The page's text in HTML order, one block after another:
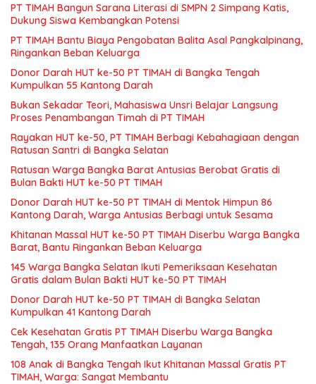
PT TIMAH Bangun Sarana Literasi di SMPN 2 Simpang Katis,
Dukung Siswa Kembangkan Potensi
PT TIMAH Bantu Biaya Pengobatan Balita Asal Pangkalpinang,
Ringankan Beban Keluarga
Donor Darah HUT ke-50 PT TIMAH di Bangka Tengah
Kumpulkan 55 Kantong Darah
Bukan Sekadar Teori, Mahasiswa Unsri Belajar Langsung
Proses Penambangan Timah di PT TIMAH
Rayakan HUT ke-50, PT TIMAH Berbagi Kebahagiaan dengan
Ratusan Santri di Bangka Selatan
Ratusan Warga Bangka Barat Antusias Berobat Gratis di
Bulan Bakti HUT ke-50 PT TIMAH
Donor Darah HUT ke-50 PT TIMAH di Mentok Himpun 86
Kantong Darah, Warga Antusias Berbagi untuk Sesama
Khitanan Massal HUT ke-50 PT TIMAH Diserbu Warga Bangka
Barat, Bantu Ringankan Beban Keluarga
145 Warga Bangka Selatan Ikuti Pemeriksaan Kesehatan
Gratis dalam Bulan Bakti HUT ke-50 PT TIMAH
Donor Darah HUT ke-50 PT TIMAH di Bangka Selatan
Kumpulkan 41 Kantong Darah
Cek Kesehatan Gratis PT TIMAH Diserbu Warga Bangka
Tengah, 135 Orang Manfaatkan Layanan
108 Anak di Bangka Tengah Ikut Khitanan Massal Gratis PT
TIMAH, Warga: Sangat Membantu